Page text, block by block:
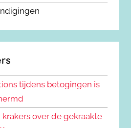
tijdens betogingen is
over de gekraakte